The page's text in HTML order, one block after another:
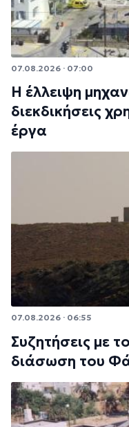
07.08.2026 · 07:00
Η έλλειψη
διεκδικήσεις
έργα
07.08.2026 · 06:55
Συζητήσεις με
διάσωση του